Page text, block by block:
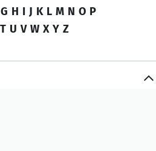
G H I J K L M N O P
T U V W X Y Z